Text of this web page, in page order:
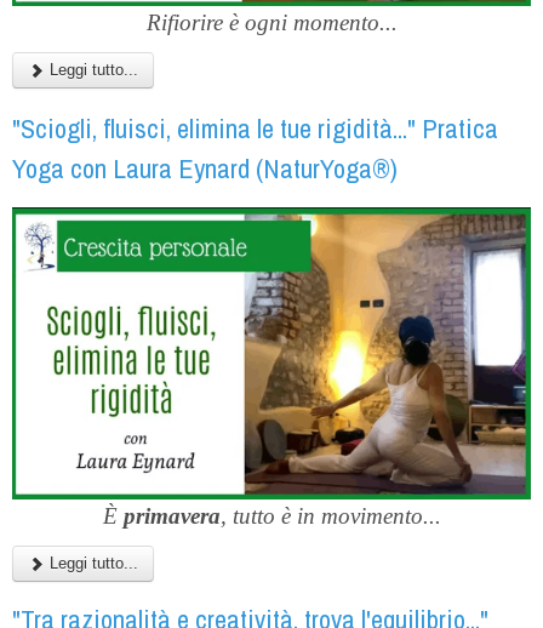
Rifiorire è ogni momento...
Leggi tutto...
"Sciogli, fluisci, elimina le tue rigidità..." Pratica
Yoga con Laura Eynard (NaturYoga®)
È primavera, tutto è in movimento...
Leggi tutto...
"Tra razionalità e creatività, trova l'equilibrio..."